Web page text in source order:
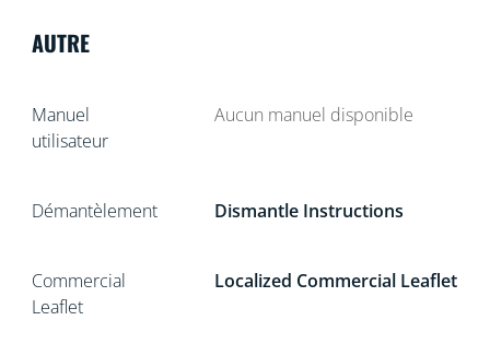
AUTRE
Manuel
utilisateur
Aucun manuel disponible
Démantèlement Dismantle Instructions
Commercial
Leaflet
Localized Commercial Leaflet